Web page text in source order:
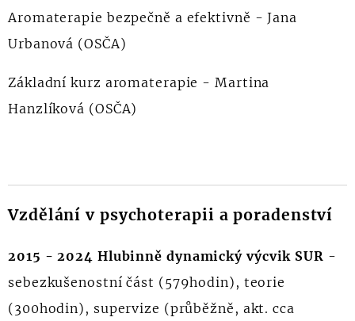
Aromaterapie bezpečně a efektivně - Jana
Urbanová (OSČA)
Základní kurz aromaterapie - Martina
Hanzlíková (OSČA)
Vzdělání v psychoterapii a poradenství
2015 - 2024 Hlubinně dynamický výcvik SUR -
sebezkušenostní část (579hodin), teorie
(300hodin), supervize (průběžně, akt. cca